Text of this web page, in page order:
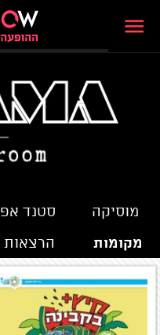
מוסיקה סטנד אפ
הרצאות
מקומות